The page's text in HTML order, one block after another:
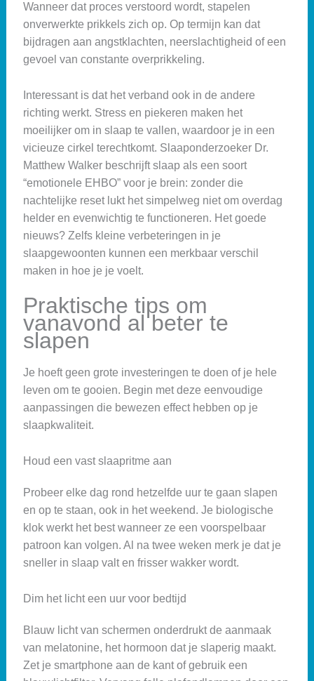
Wanneer dat proces verstoord wordt, stapelen
onverwerkte prikkels zich op. Op termijn kan dat
bijdragen aan angstklachten, neerslachtigheid of een
gevoel van constante overprikkeling.
Interessant is dat het verband ook in de andere
richting werkt. Stress en piekeren maken het
moeilijker om in slaap te vallen, waardoor je in een
vicieuze cirkel terechtkomt. Slaaponderzoeker Dr.
Matthew Walker beschrijft slaap als een soort
“emotionele EHBO” voor je brein: zonder die
nachtelijke reset lukt het simpelweg niet om overdag
helder en evenwichtig te functioneren. Het goede
nieuws? Zelfs kleine verbeteringen in je
slaapgewoonten kunnen een merkbaar verschil
maken in hoe je je voelt.
Praktische tips om
vanavond al beter te
slapen
Je hoeft geen grote investeringen te doen of je hele
leven om te gooien. Begin met deze eenvoudige
aanpassingen die bewezen effect hebben op je
slaapkwaliteit.
Houd een vast slaapritme aan
Probeer elke dag rond hetzelfde uur te gaan slapen
en op te staan, ook in het weekend. Je biologische
klok werkt het best wanneer ze een voorspelbaar
patroon kan volgen. Al na twee weken merk je dat je
sneller in slaap valt en frisser wakker wordt.
Dim het licht een uur voor bedtijd
Blauw licht van schermen onderdrukt de aanmaak
van melatonine, het hormoon dat je slaperig maakt.
Zet je smartphone aan de kant of gebruik een